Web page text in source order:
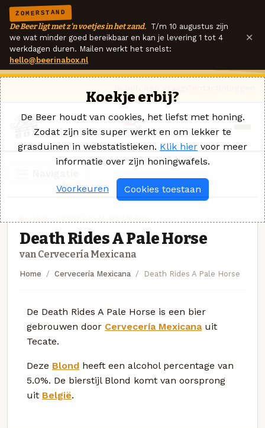
ZOMERSTAND
De Beer ligt met z'n voetjes in het zand. T/m 10 augustus zijn
we wat minder goed bereikbaar en kan je levering 1 tot 4
werkdagen duren. Mailen werkt het snelst:
hello@beerinabox.nl
×
Death Rides A Pale Horse
van Cervecería Mexicana
Home Cervecería Mexicana Death Rides A Pale Horse
De Death Rides A Pale Horse is een bier
gebrouwen door Cervecería Mexicanauit
Tecate.
Deze Blond heeft een alcohol percentage van
5.0%. De bierstijl Blond komt van oorsprong
uit België.
Koekje erbij?
De Beer houdt van cookies, het liefst met honing.
Zodat zijn site super werkt en om lekker te
grasduinen in webstatistieken. Klik hier voor meer
informatie over zijn honingwafels.
Voorkeuren Cookies toestaan